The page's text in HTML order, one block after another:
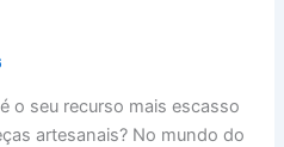
o seu recurso mais escasso
artesanais? No mundo do